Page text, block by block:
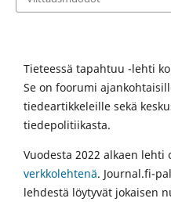
Tieteessä tapahtuu -lehti
Se on foorumi
tiedeartikkeleille sekä
tiedepolitiikasta.
Vuodesta 2022 alkaen lehti
verkkolehtenä. Journal.fi-
lehdestä löytyvät jokaisen